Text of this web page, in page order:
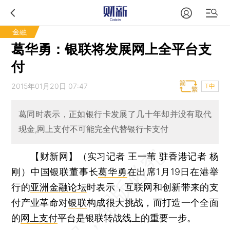
金融
葛华勇：银联将发展网上全平台支
付
2015年01月20日 07:47 T中
葛同时表示，正如银行卡发展了几十年却并没有取代
现金,网上支付不可能完全代替银行卡支付
【财新网】（实习记者 王一苇 驻香港记者 杨
刚） 中国银联董事长葛华勇在出席1月19日在港举
行的亚洲金融论坛时表示，互联网和创新带来的支
付产业革命对银联构成很大挑战，而打造一个全面
的网上支付平台是银联转战线上的重要一步。